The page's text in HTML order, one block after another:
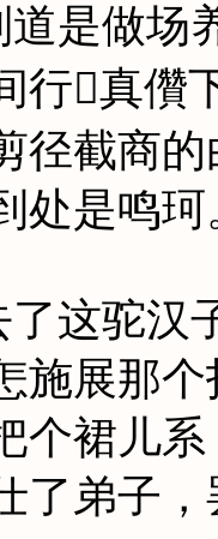
是做场
行真儹
径截商
处是鸣珂
这驼汉
施展那
个裙儿
了弟子